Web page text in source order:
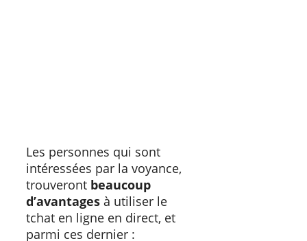
Les personnes qui sont
intéressées par la voyance,
trouveront beaucoup
d’avantages à utiliser le
tchat en ligne en direct, et
parmi ces dernier :